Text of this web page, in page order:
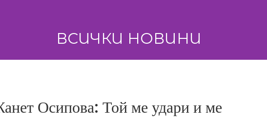
ВСИЧКИ НОВИНИ
Осипова: Той ме удари и ме